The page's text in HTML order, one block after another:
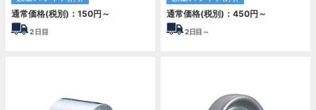
通常価格(税別)： 150円 ～
2日目
通常価格(税別)： 450円 ～
2日目～